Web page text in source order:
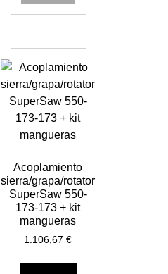
Acoplamiento
sierra/grapa/rotator
SuperSaw 550-
173-173 + kit
mangueras
1.106,67€